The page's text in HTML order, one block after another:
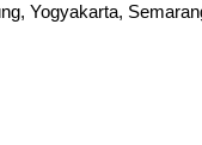
Yogyakarta,